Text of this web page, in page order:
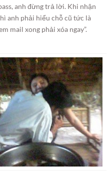
anh đừng trả lời. Khi nhận
anh phải hiểu chỗ cũ tức là
mail xong phải xóa ngay”.